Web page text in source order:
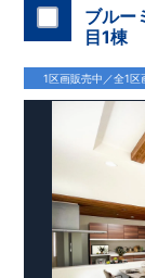
・相模原市立
・コープ
・フードワ
・セブンイレ
◇ブルーミング
【全棟自社一
・誰が、何を
ります。
・設計、施工
いたします。
・不要な中間
います。
【耐震等級3取
ブルー
目1棟
1区画販売中／全1区